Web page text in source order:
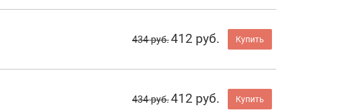
434 руб.412 руб. Купить
434 руб.412 руб. Купить